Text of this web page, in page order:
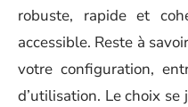
robuste, rapide et
accessible. Reste à
votre configuration,
d’utilisation. Le choix